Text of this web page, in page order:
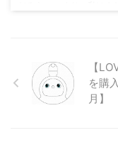
を書こうと思う。 あくま
付けが苦手な人間が、少し
なった話なので、すごく
る訳ではない。 しかし逆
【
を購
月】